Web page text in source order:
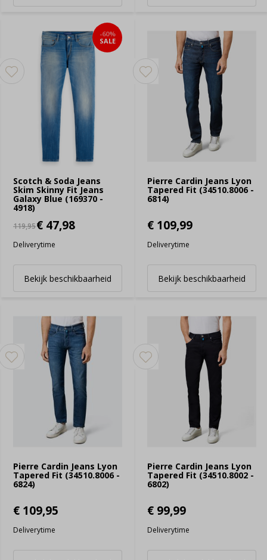
Scotch & Soda Jeans
Skim Skinny Fit Jeans
Galaxy Blue (169370 -
4918)
-60%
SALE
119,95€ 47,98
Deliverytime
Bekijk beschikbaarheid
Pierre Cardin Jeans Lyon
Tapered Fit (34510.8006 -
6814)
€ 109,99
Deliverytime
Bekijk beschikbaarheid
Pierre Cardin Jeans Lyon
Tapered Fit (34510.8006 -
6824)
€ 109,95
Deliverytime
Pierre Cardin Jeans Lyon
Tapered Fit (34510.8002 -
6802)
€ 99,99
Deliverytime